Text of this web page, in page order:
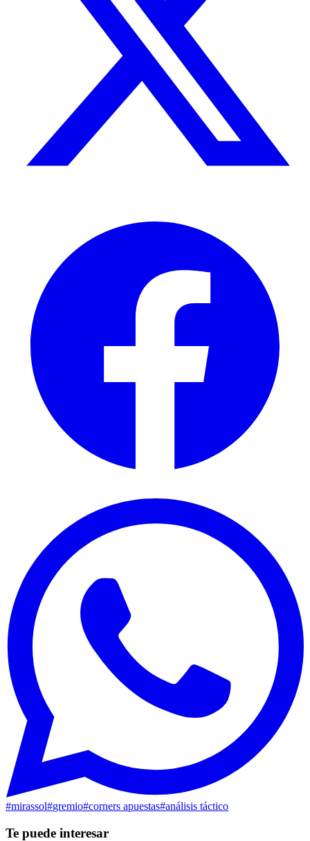
#mirassol#gremio#corners apuestas#análisis táctico
Te puede interesar